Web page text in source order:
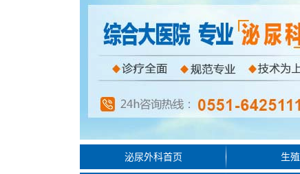
泌尿外科首页 生